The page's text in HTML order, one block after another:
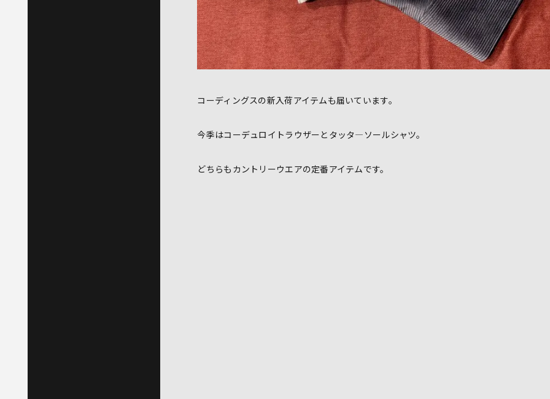
コーディングスの新入荷アイテムも届いています。
今季はコーデュロイトラウザーとタッタ―ソールシャツ。
どちらもカントリーウエアの定番アイテムです。